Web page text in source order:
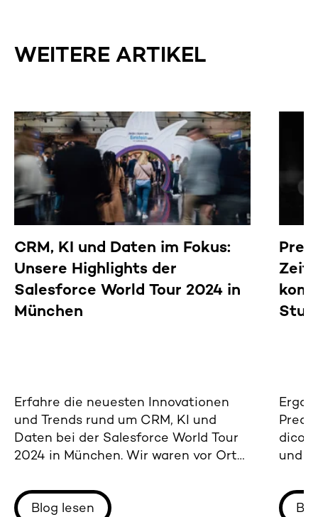
WEITERE ARTIKEL
CRM, KI und Daten im Fokus:
Unsere Highlights der
Salesforce World Tour 2024 in
München
Erfahre die neuesten Innovationen
und Trends rund um CRM, KI und
Daten bei der Salesforce World Tour
2024 in München. Wir waren vor Ort
Blog lesen
und
sind.